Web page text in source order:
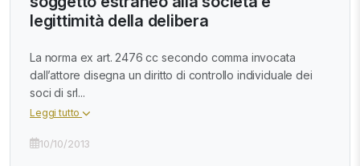
legittimità della delibera
La norma ex art. 2476 cc secondo comma invocata
dall’attore disegna un diritto di controllo individuale dei
soci di srl...
Leggi tutto
10/10/2013